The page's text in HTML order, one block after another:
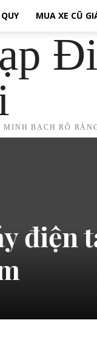
MUA XE CŨ
BẠCH RÕ
điện